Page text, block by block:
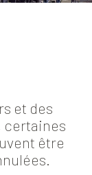
et des
être